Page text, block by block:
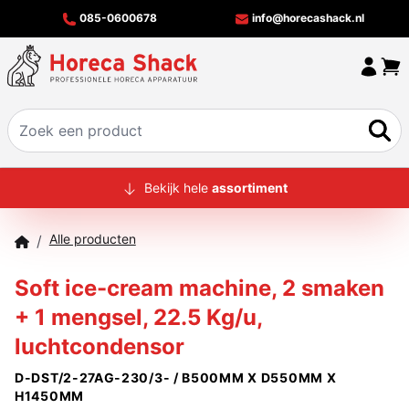
085-0600678 info@horecashack.nl
HOME
MERKEN
OFFERTECHECKER
CONTACT
Bekijk hele assortiment
/ Alle producten
Soft ice-cream machine, 2 smaken
+ 1 mengsel, 22.5 Kg/u,
luchtcondensor
D-DST/2-27AG-230/3- / B500MM X D550MM X
H1450MM